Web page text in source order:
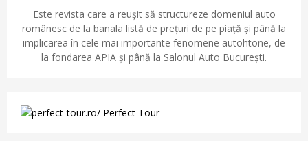
Este revista care a reușit să structureze domeniul auto
românesc de la banala listă de prețuri de pe piață și până la
implicarea în cele mai importante fenomene autohtone, de
la fondarea APIA și până la Salonul Auto București.